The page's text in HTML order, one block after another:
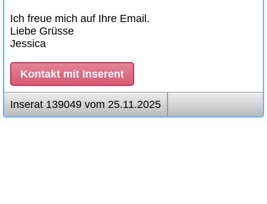
Ich freue mich auf Ihre Email.
Liebe Grüsse
Jessica
Kontakt mit Inserent
Inserat 139049 vom 25.11.2025